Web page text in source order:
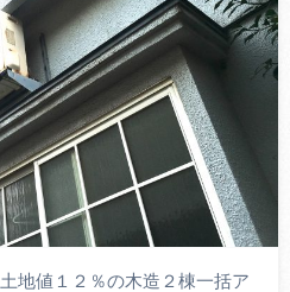
地値１２％の木造２棟一括ア